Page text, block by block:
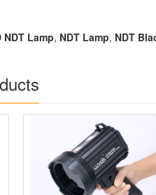
NDT Lamp, NDT Lamp, NDT